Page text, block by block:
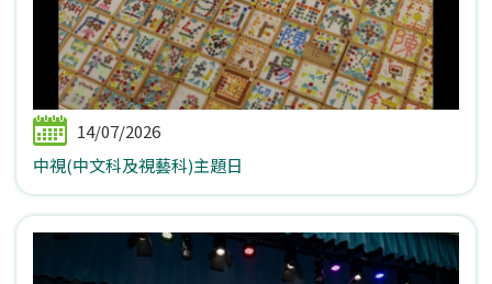
14/07/2026
中視(中文科及視藝科)主題日